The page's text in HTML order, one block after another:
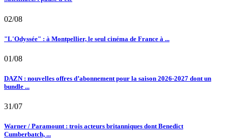
02/08
"L'Odyssée" : à Montpellier, le seul cinéma de France à ...
01/08
DAZN : nouvelles offres d’abonnement pour la saison 2026-2027 dont un
bundle ...
31/07
Warner / Paramount : trois acteurs britanniques dont Benedict
Cumberbatch, ...